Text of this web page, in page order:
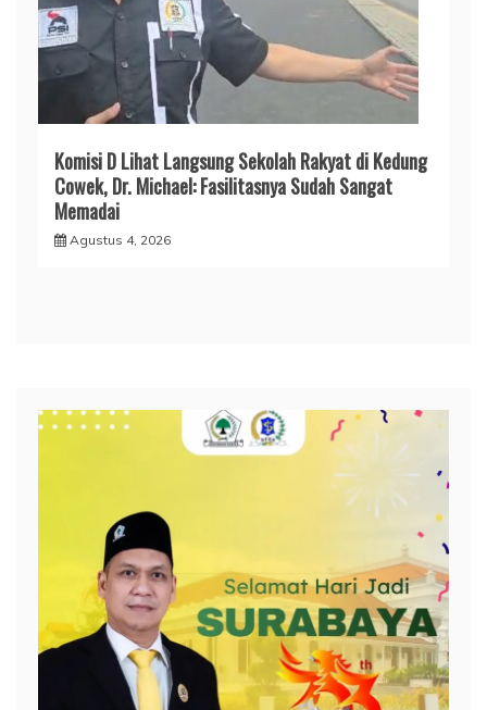
Komisi D Lihat Langsung Sekolah Rakyat di Kedung
Cowek, Dr. Michael: Fasilitasnya Sudah Sangat
Memadai
Agustus 4, 2026